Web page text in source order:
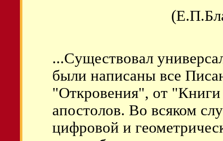
...Cуществовал
были написаны все
"Откровения", от
апостолов. Во всяком
цифровой и